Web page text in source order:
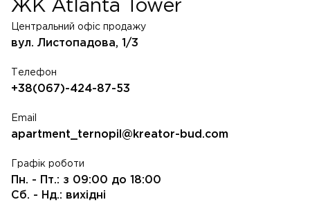
ЖК Atlanta Tower
Центральний офіс продажу
вул. Листопадова, 1/3
Телефон
+38(067)-424-87-53
Email
apartment_ternopil@kreator-bud.com
Графік роботи
Пн. - Пт.: з 09:00 до 18:00
Сб. - Нд.: вихідні